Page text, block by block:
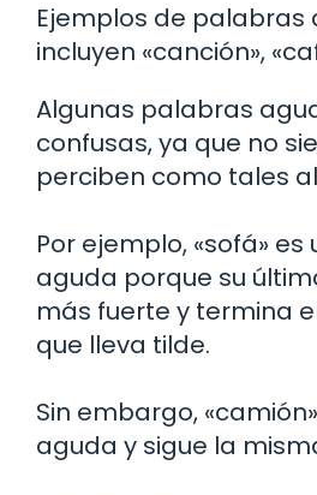
Ejemplos de palabras
incluyen «canción»,
Algunas palabras
confusas, ya que no
perciben como tales
Por ejemplo, «sofá»
aguda porque su
más fuerte y termina
que lleva tilde.
Sin embargo,
aguda y sigue la